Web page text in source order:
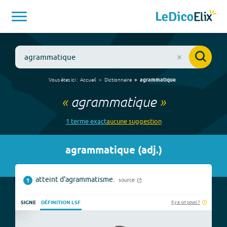
Vous êtes ici : Accueil Dictionnaire agrammatique
« agrammatique»
1 termeexactaucunesuggestion
agrammatique (adj.)
1 atteint d'agrammatisme. source
SIGNE DÉFINITION LSF Il y a un souci ?